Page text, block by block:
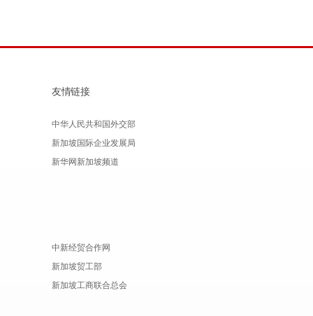
友情链接
中华人民共和国外交部
新加坡国际企业发展局
新华网新加坡频道
中新经贸合作网
新加坡贸工部
新加坡工商联合总会